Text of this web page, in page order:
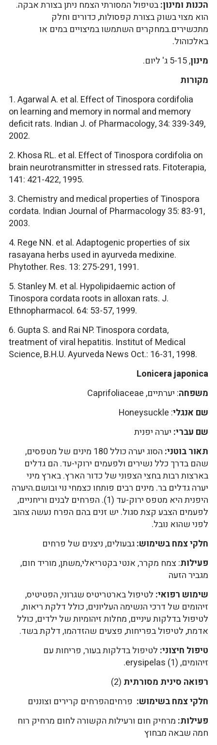
הכנות ומינון:בטיפול המסורתי הצמח ניתן בצורת אבקה.
הוא מצוי בשוק בצורת קפסולות, כדורים וחלק
מתכשירים.במחקרים השתמשו במיצויים במים או
באלכוהול.
מינון, 5-15 ג' ליום.
מקורות
1. Agarwal A. et al. Effect of Tinospora cordifolia
on learning and memory in normal and memory
deficit rats. Indian J. of Pharmacology, 34: 339-349,
2002.
2. Khosa RL. et al. Effect of Tinospora cordifolia on
brain neurotransmitter in stressed rats. Fitoterapia,
141: 421-422, 1995.
3. Chemistry and medical properties of Tinospora
cordata. Indian Journal of Pharmacology 35: 83-91,
2003.
4. Rege NN. et al. Adaptogenic properties of six
rasayana herbs used in ayurveda medixine.
Phytother. Res. 13: 275-291, 1991.
5. Stanley M. et al. Hypolipidaemic action of
Tinospora cordata roots in alloxan rats. J.
Ethnopharmacol. 64: 53-57, 1999.
6. Gupta S. and Rai NP. Tinospora cordata,
treatment of viral hepatitis. Institut of Medical
Science, B.H.U. Ayurveda News Oct.: 16-31, 1998.
Lonicera japonica
משפחה: יערתיים, Caprifoliaceae
שם אנגלי: Honeysuckle
שם עברי: יערה יפנית
תאור בוטני:
הסוג יערה כולל 180 מינים של מטפסים,
שהם בדרך כלל נשירים ולפעמים ירוקי-עד. הם גדלים
בארצות רבות בחצי הצפוני של כדור הארץ. בארץ מיני
יערה גדלים בר. מינים רבים פותחו כצמחי נוי ובושם.היערה
היפנית היא מטפס ירוק-עד (1). הפרחים לבנים וריחניים,
לפעמים הצבע קצת סגול. יש זנים בהם הפרח נעשה צהוב
לפני שהוא נובל.
חלקי צמח בשימוש:גבעולים, ניצנים של פרחים
פעילות: צמח מקרר, אנטי בקטריאלי,משתן, מוריד חום,
מגביר הזעה
שימוש רפואי: לטיפול בארטריטיס שגרוני, הפטיטיס,
זיהומים של דרכי הנשימה העליונים, כולל דלקת ריאות,
לטיפול בדלקות עיניים, מחלות זיהומיות של ילדים, כולל
אדמת, לטיפול בפריחות, פצעים שהזדהמו, דלקת בשד.
טיפול חיצוני: לטיפול בדלקות בעור, פריחות עם
זיהומים, erysipelas (1).
רפואה סינית מסורתית (2)
חלקי צמח בשימוש: פרחיםהפרחים קרירים וצוננים
פעילות: מרחיק חום ורעילות הקשורה לחום מרחיק רוח
חמה שבאה מבחוץ